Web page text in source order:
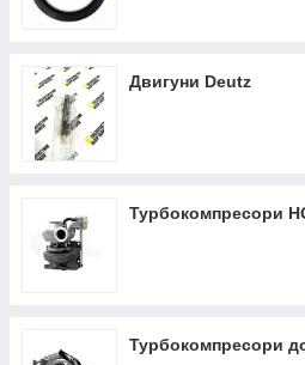
Двигуни Deutz
Турбокомпресори
Турбокомпресори до